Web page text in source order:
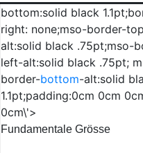
bottom:solid black
right: none;mso-border-
alt:solid black .75pt;mso-
left-alt:solid black .75pt;
border-bottom-alt:solid
1.1pt;padding:0cm 0cm
0cm\'>
Fundamentale Grösse